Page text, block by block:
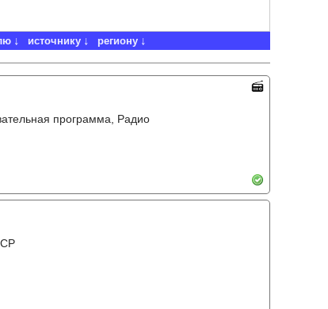
источнику региону
программа, Радио